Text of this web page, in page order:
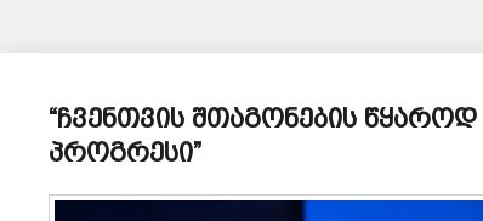
“ჩვენთვის შთაგონების
პროგრესი”